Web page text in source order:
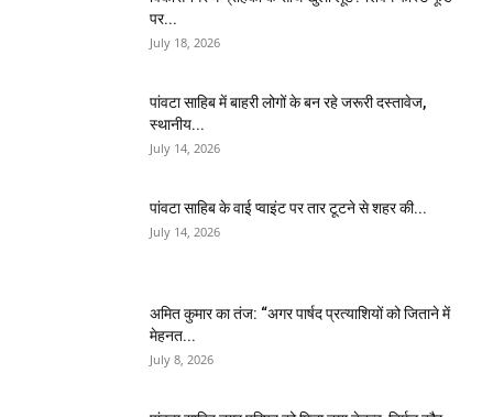
पर...
July 18, 2026
पांवटा साहिब में बाहरी लोगों के बन रहे जरूरी दस्तावेज,
स्थानीय...
July 14, 2026
पांवटा साहिब के वाई प्वाइंट पर तार टूटने से शहर की...
July 14, 2026
अमित कुमार का तंज: “अगर पार्षद प्रत्याशियों को जिताने में
मेहनत...
July 8, 2026